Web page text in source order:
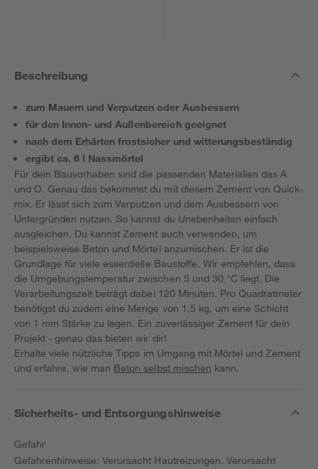
Beschreibung
zum Mauern und Verputzen oder Ausbessern
für den Innen- und Außenbereich geeignet
nach dem Erhärten frostsicher und witterungsbeständig
ergibt ca. 6 l Nassmörtel
Für dein Bauvorhaben sind die passenden Materialien das A
und O. Genau das bekommst du mit diesem Zement von Quick-
mix. Er lässt sich zum Verputzen und dem Ausbessern von
Untergründen nutzen. So kannst du Unebenheiten einfach
ausgleichen. Du kannst Zement auch verwenden, um
beispielsweise Beton und Mörtel anzumischen. Er ist die
Grundlage für viele essentielle Baustoffe. Wir empfehlen, dass
die Umgebungstemperatur zwischen 5 und 30 °C liegt. Die
Verarbeitungszeit beträgt dabei 120 Minuten. Pro Quadratmeter
benötigst du zudem eine Menge von 1,5 kg, um eine Schicht
von 1 mm Stärke zu legen. Ein zuverlässiger Zement für dein
Projekt - genau das bieten wir dir!
Erhalte viele nützliche Tipps im Umgang mit Mörtel und Zement
und erfahre, wie man Beton selbst mischen kann.
Sicherheits- und Entsorgungshinweise
Gefahr
Gefahrenhinweise: Verursacht Hautreizungen. Verursacht